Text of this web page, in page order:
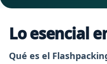
Lo esencial
Qué es el